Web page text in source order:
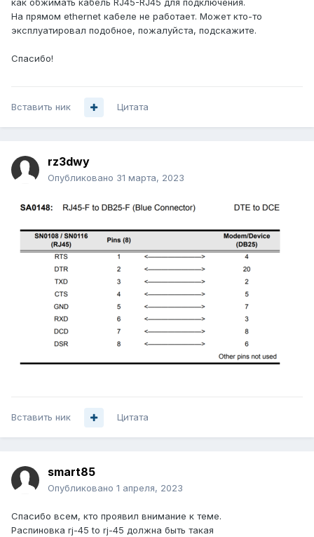
как обжимать кабель RJ45-RJ45 для подключения.
На прямом ethernet кабеле не работает. Может кто-то
эксплуатировал подобное, пожалуйста, подскажите.
Спасибо!
Вставить ник Цитата
rz3dwy
Опубликовано 31 марта, 2023
Вставить ник Цитата
smart85
Опубликовано 1 апреля, 2023
Спасибо всем, кто проявил внимание к теме.
Распиновка rj-45 to rj-45 должна быть такая